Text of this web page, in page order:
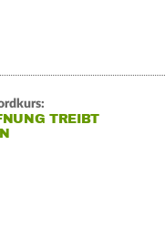
TREIBT